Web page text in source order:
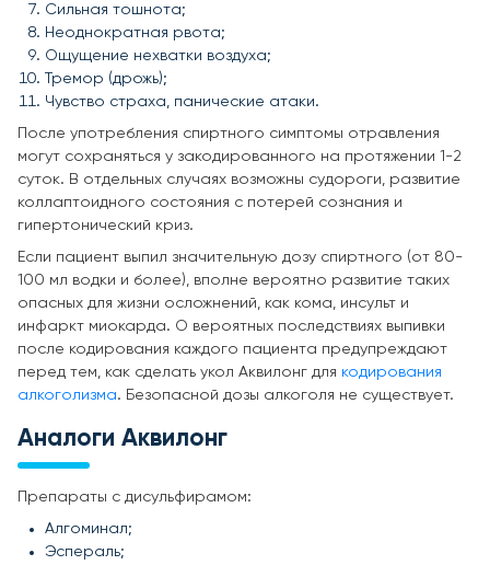
Сильная тошнота;
Неоднократная рвота;
Ощущение нехватки воздуха;
Тремор (дрожь);
Чувство страха, панические атаки.
После употребления спиртного симптомы отравления
могут сохраняться у закодированного на протяжении 1-2
суток. В отдельных случаях возможны судороги, развитие
коллаптоидного состояния с потерей сознания и
гипертонический криз.
Если пациент выпил значительную дозу спиртного (от 80-
100 мл водки и более), вполне вероятно развитие таких
опасных для жизни осложнений, как кома, инсульт и
инфаркт миокарда. О вероятных последствиях выпивки
после кодирования каждого пациента предупреждают
перед тем, как сделать укол Аквилонг для кодирования
алкоголизма. Безопасной дозы алкоголя не существует.
Аналоги Аквилонг
Препараты с дисульфирамом:
Алгоминал;
Эспераль;